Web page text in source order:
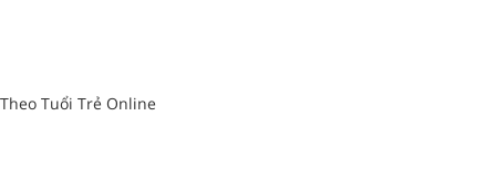
Theo Tuổi Trẻ Online